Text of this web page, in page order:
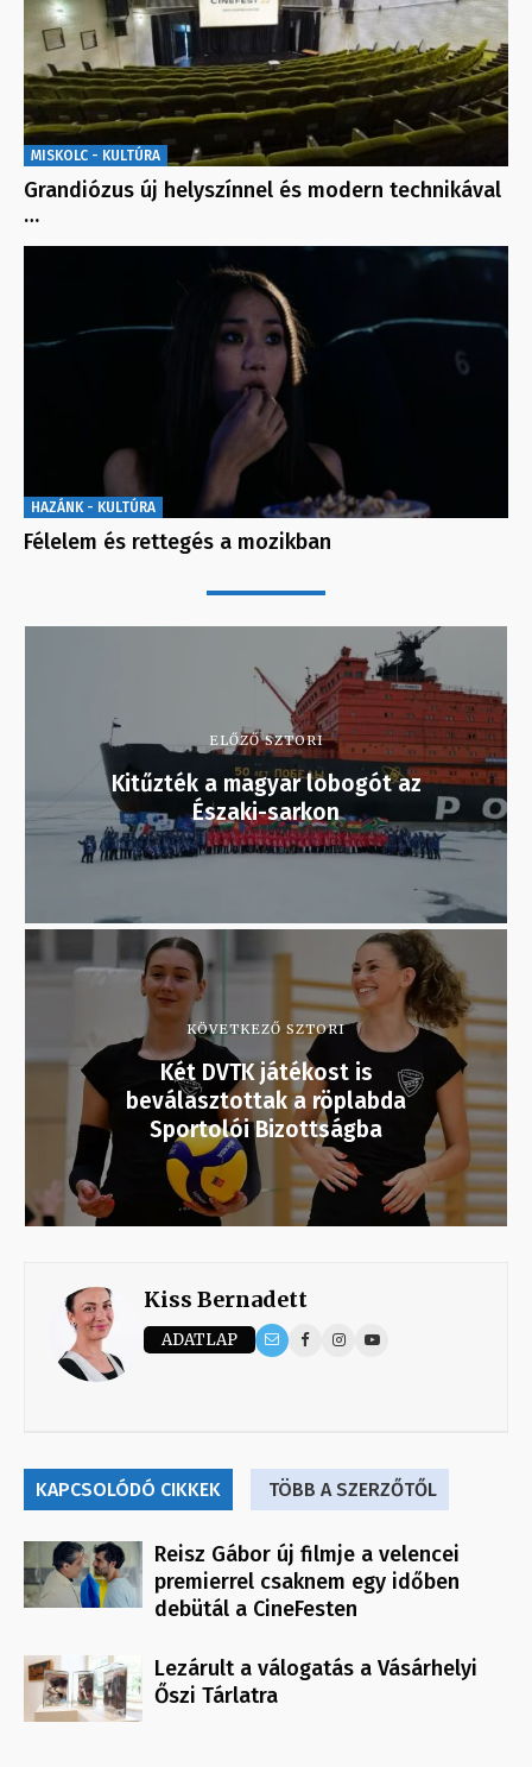
MISKOLC - KULTÚRA
Grandiózus új helyszínnel és modern technikával
…
HAZÁNK - KULTÚRA
Félelem és rettegés a mozikban
ELŐZŐ SZTORI
Kitűzték a magyar lobogót az
Északi-sarkon
KÖVETKEZŐ SZTORI
Két DVTK játékost is
beválasztottak a röplabda
Sportolói Bizottságba
Kiss Bernadett
ADATLAP
KAPCSOLÓDÓ CIKKEK TÖBB A SZERZŐTŐL
Reisz Gábor új filmje a velencei
premierrel csaknem egy időben
debütál a CineFesten
Lezárult a válogatás a Vásárhelyi
Őszi Tárlatra